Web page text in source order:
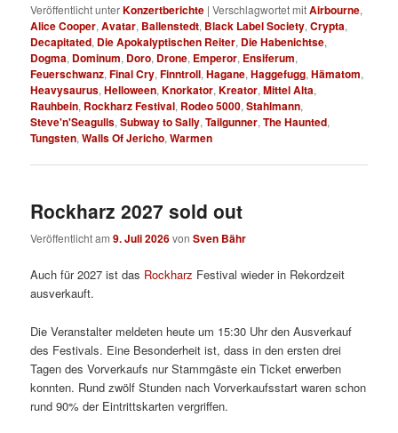
Veröffentlicht unterKonzertberichte |Verschlagwortet mitAirbourne,
Alice Cooper,Avatar, Ballenstedt, Black Label Society,Crypta,
Decapitated, Die Apokalyptischen Reiter, Die Habenichtse,
Dogma, Dominum, Doro, Drone, Emperor, Ensiferum,
Feuerschwanz,Final Cry,Finntroll,Hagane,Haggefugg,Hämatom,
Heavysaurus,Helloween,Knorkator,Kreator,Mittel Alta,
Rauhbein, Rockharz Festival, Rodeo 5000,Stahlmann,
Steve'n'Seagulls,Subway to Sally,Tailgunner,The Haunted,
Tungsten,Walls Of Jericho,Warmen
Rockharz 2027 sold out
Veröffentlicht am9. Juli 2026vonSven Bähr
Auch für 2027 ist das Rockharz Festival wieder in Rekordzeit
ausverkauft.
Die Veranstalter meldeten heute um 15:30 Uhr den Ausverkauf
des Festivals. Eine Besonderheit ist, dass in den ersten drei
Tagen des Vorverkaufs nur Stammgäste ein Ticket erwerben
konnten. Rund zwölf Stunden nach Vorverkaufsstart waren schon
rund 90% der Eintrittskarten vergriffen.